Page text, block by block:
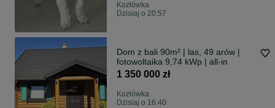
Kozłówka
Dzisiaj o 20:57
Dom z bali 90m² | las, 49 arów |
fotowoltaika 9,74 kWp | all-in
1 350 000 zł
Kozłówka
Dzisiaj o 16:40